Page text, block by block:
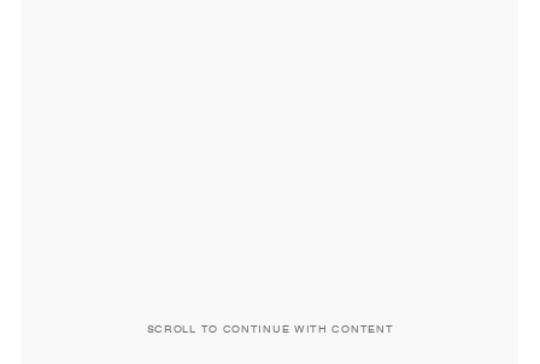
SCROLL TO CONTINUE WITH CONTENT